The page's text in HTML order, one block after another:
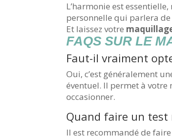
L’harmonie est
personnelle qui parlera de
Et laissez votre
FAQS SUR LE
Faut-il vraiment
Oui, c’est généralement
éventuel. Il permet à
occasionner.
Quand faire un test
Il est recommandé de